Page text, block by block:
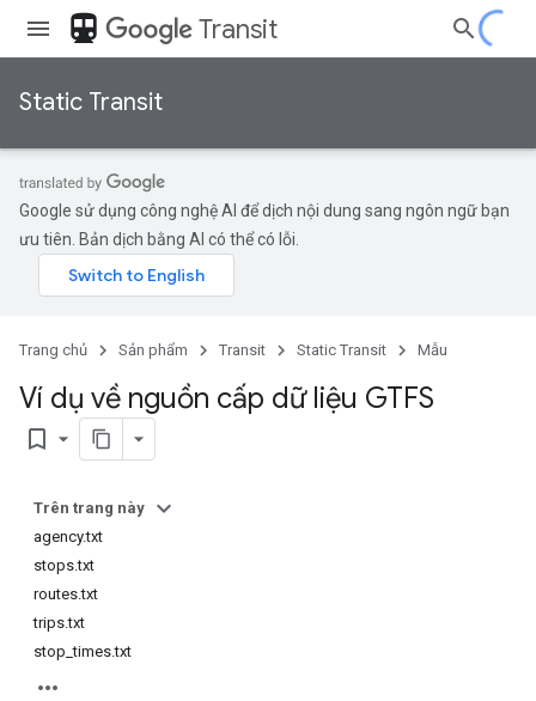
directions_transit Transit
Static Transit
Google sử dụng công nghệ AI để dịch nội dung sang ngôn ngữ bạn
ưu tiên. Bản dịch bằng AI có thể có lỗi.
Trang chủ Sản phẩm Transit Static Transit Mẫu
Ví dụ về nguồn cấp dữ liệu GTFS
bookmark_border
Trên trang này
agency.txt
stops.txt
routes.txt
trips.txt
stop_times.txt